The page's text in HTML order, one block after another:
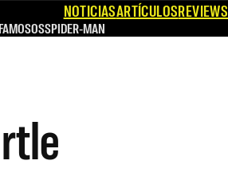
NOTICIASARTÍCULOSREVIEWS
SPIDER-MAN